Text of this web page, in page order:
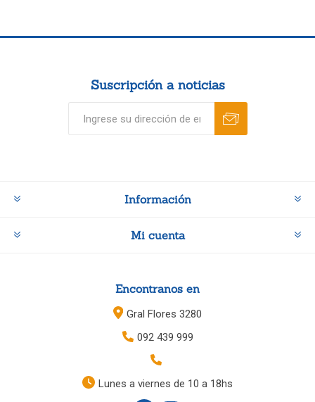
Suscripción a noticias
Información
Mi cuenta
Encontranos en
Gral Flores 3280
092 439 999
Lunes a viernes de 10 a 18hs